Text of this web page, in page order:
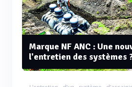
Marque NF ANC : Une
l'entretien des systèmes